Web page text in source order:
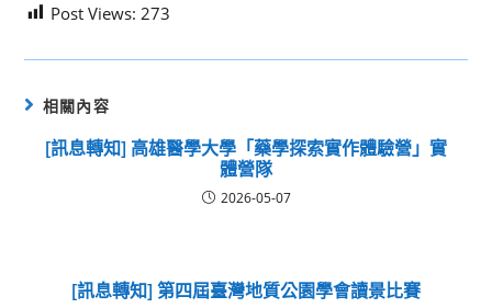
Post Views: 273
相關內容
[訊息轉知] 高雄醫學大學「藥學探索實作體驗營」實
體營隊
2026-05-07
[訊息轉知] 第四屆臺灣地質公園學會讀景比賽